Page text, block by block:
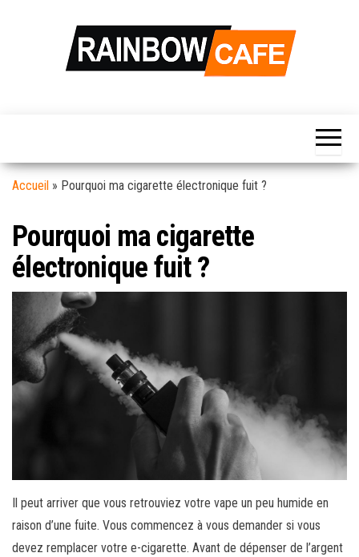
Quotidienne…
Accueil » Pourquoi ma cigarette électronique fuit ?
Pourquoi ma cigarette
électronique fuit ?
Il peut arriver que vous retrouviez votre vape un peu humide en
raison d’une fuite. Vous commencez à vous demander si vous
devez remplacer votre e-cigarette. Avant de dépenser de l’argent